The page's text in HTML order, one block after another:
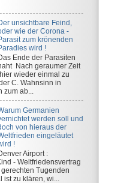
unsichtbare Feind,
wie der Corona -
zum krönenden
wird !
Ende der Parasiten
Nach geraumer Zeit
wieder einmal zu
C. Wahnsinn in
ab...
Germanien
werden soll und
von hieraus der
eingeläutet
!
Airport :
- Weltfriedensvertrag
Tugenden
zu klären, wi...